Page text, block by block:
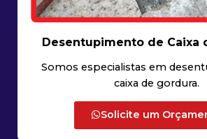
Desentupimento de Caixa
Somos especialistas em
caixa de gordura.
Solicite um